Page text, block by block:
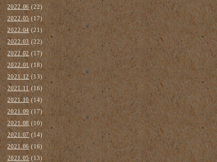
2022.06(22)
2022.05 (17)
2022.04(21)
2022.03(22)
2022.02(17)
2022.01 (18)
2021.12(13)
2021.11(16)
2021.10(14)
2021.09(17)
2021.08(10)
2021.07 (14)
2021.06(16)
2021.05 (13)